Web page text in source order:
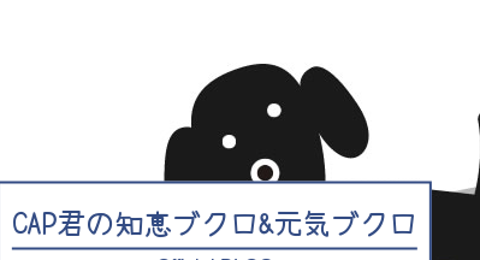
CAP君の知恵ブクロ&元気ブクロ